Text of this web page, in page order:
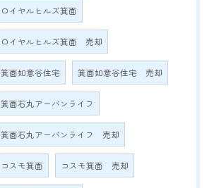
ロイヤルヒルズ箕面
ロイヤルヒルズ箕面 売却
箕面如意谷住宅 箕面如意谷住宅 売却
箕面石丸アーバンライフ
箕面石丸アーバンライフ 売却
コスモ箕面 コスモ箕面 売却